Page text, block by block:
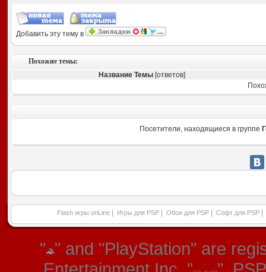
Добавить эту тему в
Похожие темы:
Название Темы[ответов]
Посетители, находящиеся в группе
Flash игры onLine Игры для PSP Обои для PSP Софт для PSP
" " and "PlayStation" are